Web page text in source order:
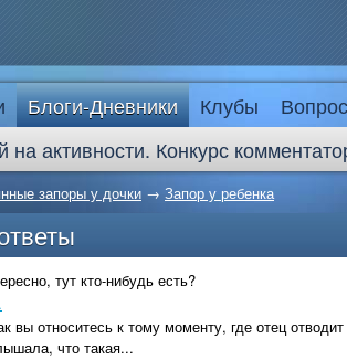
Блоги-Дневники Клубы
на активности. Конкурс
запоры у дочки → Запор у ребенка
тут кто-нибудь есть?
относитесь к тому моменту, где отец
что такая...